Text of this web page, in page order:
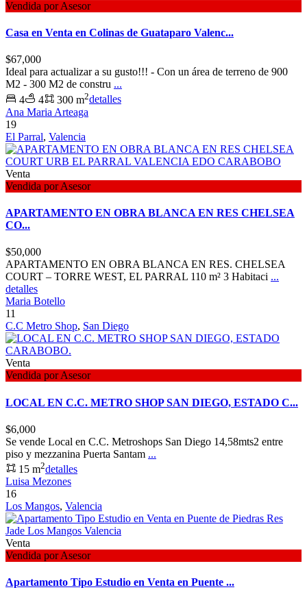
Vendida por Asesor
Casa en Venta en Colinas de Guataparo Valenc...
$67,000
Ideal para actualizar a su gusto!!! - Con un área de terreno de 900
M2 - 300 M2 de constru ...
4
4 300 m2detalles
Ana Maria Arteaga
19
El Parral, Valencia
Venta
Vendida por Asesor
APARTAMENTO EN OBRA BLANCA EN RES CHELSEA
CO...
$50,000
APARTAMENTO EN OBRA BLANCA EN RES. CHELSEA
COURT – TORRE WEST, EL PARRAL 110 m² 3 Habitaci ...
detalles
Maria Botello
11
C.C Metro Shop, San Diego
Venta
Vendida por Asesor
LOCAL EN C.C. METRO SHOP SAN DIEGO, ESTADO C...
$6,000
Se vende Local en C.C. Metroshops San Diego 14,58mts2 entre
piso y mezzanina Puerta Santam ...
15 m2detalles
Luisa Mezones
16
Los Mangos, Valencia
Venta
Vendida por Asesor
Apartamento Tipo Estudio en Venta en Puente ...